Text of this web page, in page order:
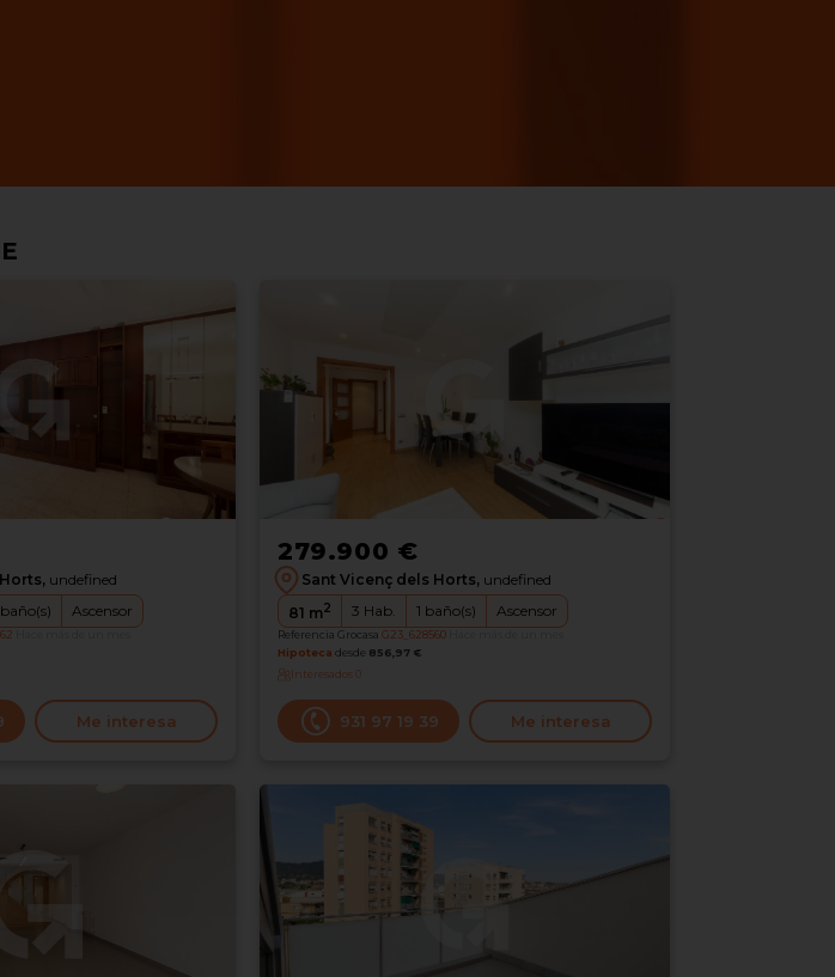
undefined
baño(s) Ascensor
Me interesa
279.900 €
Sant Vicenç dels Horts, undefined
81 m2 3 Hab. 1 baño(s) Ascensor
Referencia Grocasa G23_628560
Hipoteca desde 856,97 €
Interesados0
931 97 19 39 Me interesa